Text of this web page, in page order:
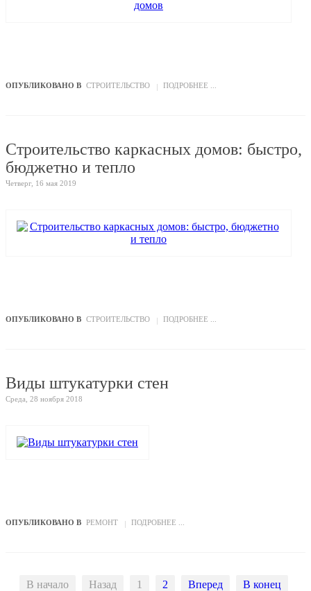
ОПУБЛИКОВАНО В СТРОИТЕЛЬСТВО ПОДРОБНЕЕ ...
Строительство каркасных домов: быстро,
бюджетно и тепло
Четверг, 16 мая 2019
ОПУБЛИКОВАНО В СТРОИТЕЛЬСТВО ПОДРОБНЕЕ ...
Виды штукатурки стен
Среда, 28 ноября 2018
ОПУБЛИКОВАНО В РЕМОНТ ПОДРОБНЕЕ ...
В начало Назад 1 2 Вперед
В конец